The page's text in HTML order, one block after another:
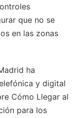
que no se
en las zonas
ha
y digital
Cómo Llegar al
para los